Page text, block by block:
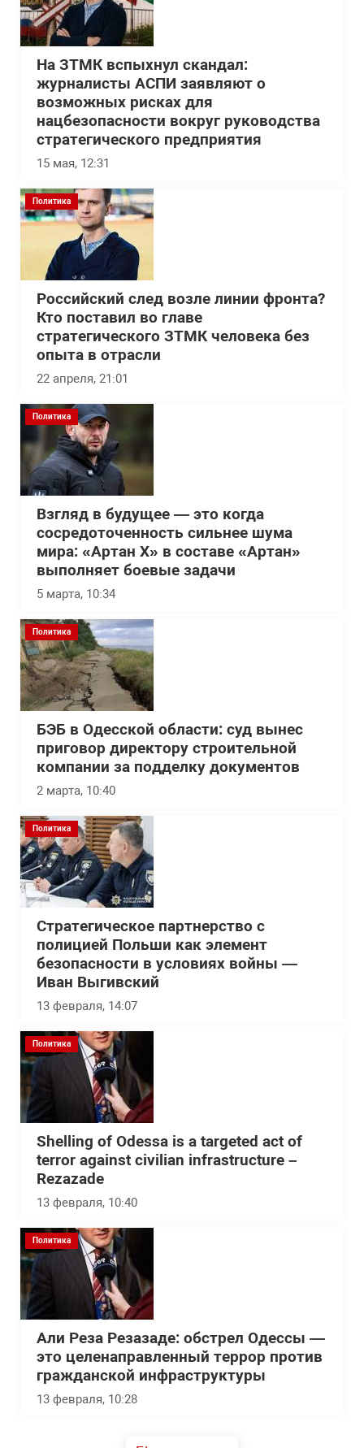
На ЗТМК вспыхнул скандал:
журналисты АСПИ заявляют о
возможных рисках для
нацбезопасности вокруг руководства
стратегического предприятия
15 мая, 12:31
Политика
Российский след возле линии фронта?
Кто поставил во главе
стратегического ЗТМК человека без
опыта в отрасли
22 апреля, 21:01
Политика
Взгляд в будущее — это когда
сосредоточенность сильнее шума
мира: «Артан Х» в составе «Артан»
выполняет боевые задачи
5 марта, 10:34
Политика
БЭБ в Одесской области: суд вынес
приговор директору строительной
компании за подделку документов
2 марта, 10:40
Политика
Стратегическое партнерство с
полицией Польши как элемент
безопасности в условиях войны —
Иван Выгивский
13 февраля, 14:07
Политика
Shelling of Odessa is a targeted act of
terror against civilian infrastructure –
Rezazade
13 февраля, 10:40
Политика
Али Реза Резазаде: обстрел Одессы —
это целенаправленный террор против
гражданской инфраструктуры
13 февраля, 10:28